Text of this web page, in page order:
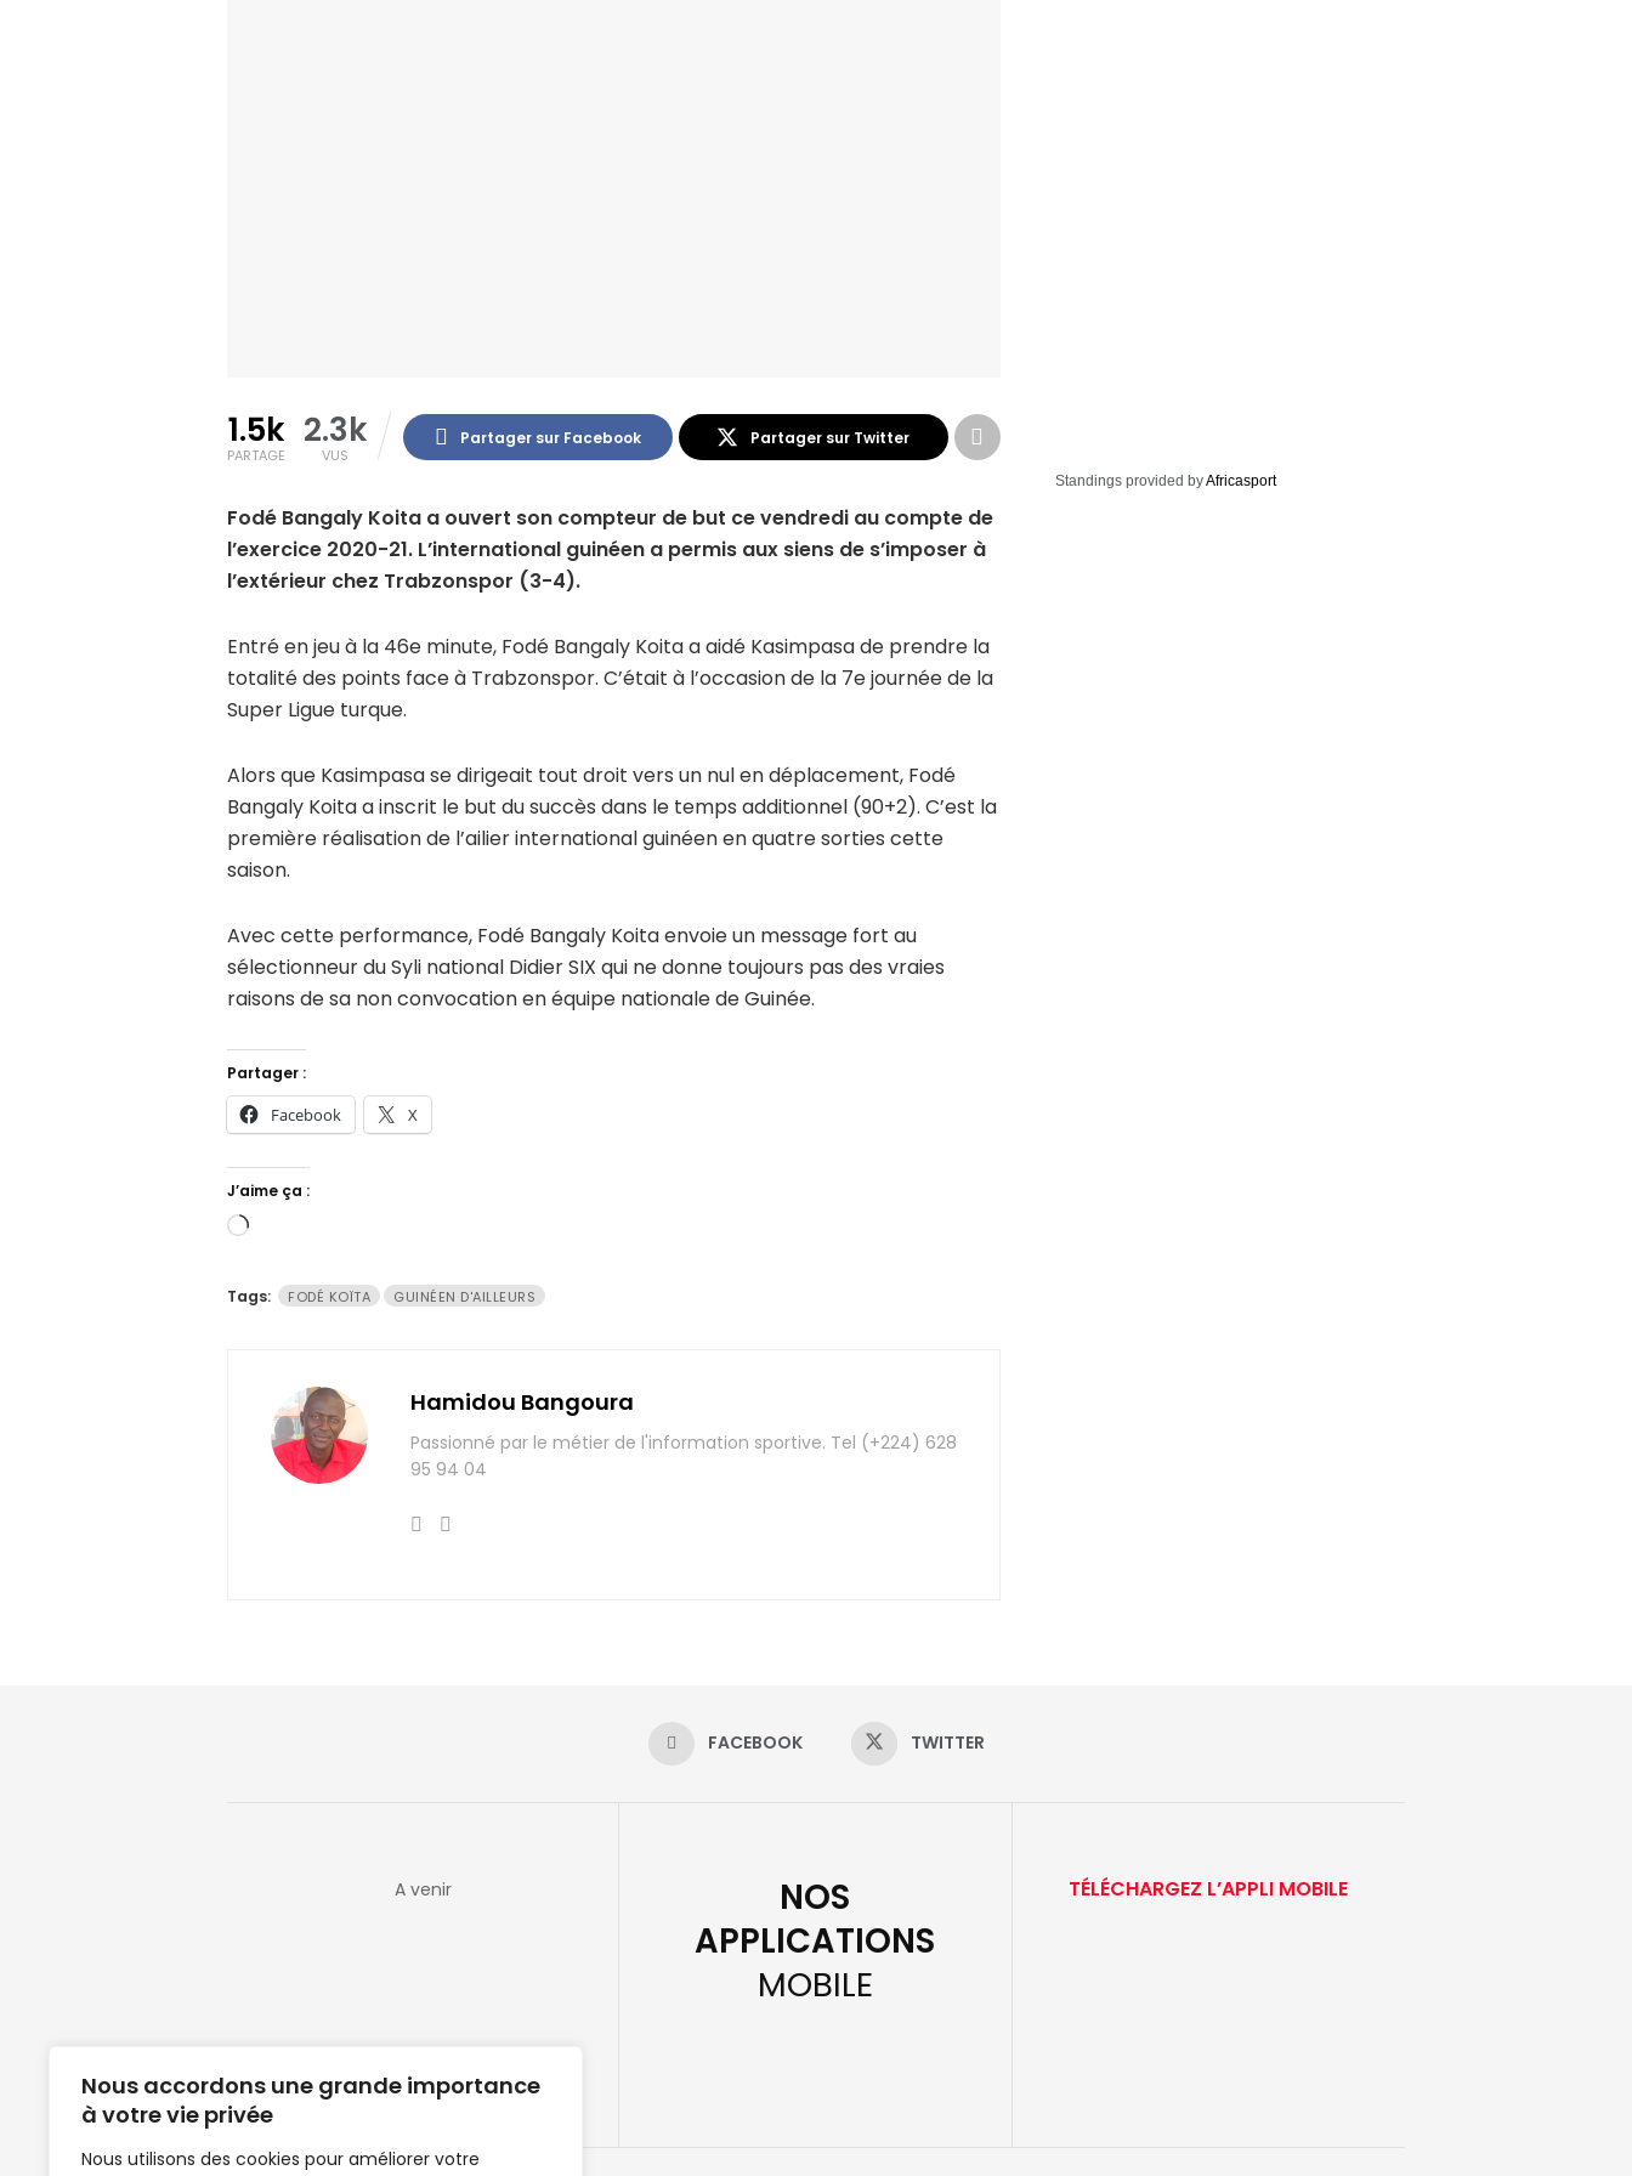
Nous accordons une grande importance
à votre vie privée
Nous utilisons des cookies pour améliorer votre
1.5k
PARTAGE
2.3k
VUS
Partager sur Facebook Partager sur Twitter
Fodé Bangaly Koita a ouvert son compteur de but ce vendredi au compte de
l’exercice 2020-21. L’international guinéen a permis aux siens de s’imposer à
l’extérieur chez Trabzonspor (3-4).
Entré en jeu à la 46e minute, Fodé Bangaly Koita a aidé Kasimpasa de prendre la
totalité des points face à Trabzonspor. C’était à l’occasion de la 7e journée de la
Super Ligue turque.
Alors que Kasimpasa se dirigeait tout droit vers un nul en déplacement, Fodé
Bangaly Koita a inscrit le but du succès dans le temps additionnel (90+2). C’est la
première réalisation de l’ailier international guinéen en quatre sorties cette
saison.
Avec cette performance, Fodé Bangaly Koita envoie un message fort au
sélectionneur du Syli national Didier SIX qui ne donne toujours pas des vraies
raisons de sa non convocation en équipe nationale de Guinée.
Partager :
Facebook X
J’aime ça :
Chargement…
Tags: FODÉ KOÏTA GUINÉEN D'AILLEURS
Hamidou Bangoura
Passionné par le métier de l'information sportive. Tel (+224) 628
95 94 04
Standings provided byAfricasport
FACEBOOK TWITTER
A venir
NOS
APPLICATIONS
MOBILE
TÉLÉCHARGEZ L’APPLI MOBILE